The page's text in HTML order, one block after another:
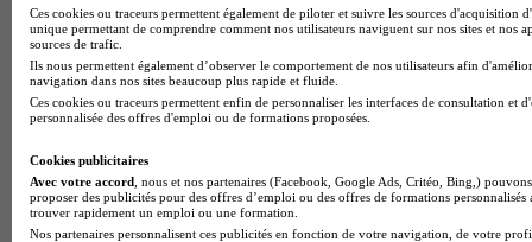
École d'art
Voir l’établissement
Ces cookies ou traceurs permettent également de piloter et suivre les sources d'acquisition
unique permettant de comprendre comment nos utilisateurs naviguent sur nos sites et nos
sources de trafic.
Ils nous permettent également d’observer le comportement de nos utilisateurs afin
navigation dans nos sites beaucoup plus rapide et fluide.
Ces cookies ou traceurs permettent enfin de personnaliser les interfaces de consultation et
personnalisée des offres d'emploi ou de formations proposées.
Cookies publicitaires
Avec votre accord , nous et nos partenaires (Facebook, Google Ads, Critéo, Bing,)
proposer des publicités pour des offres d’emploi ou des offres de formations
trouver rapidement un emploi ou une formation.
Nos partenaires personnalisent ces publicités en fonction de votre navigation, de votre